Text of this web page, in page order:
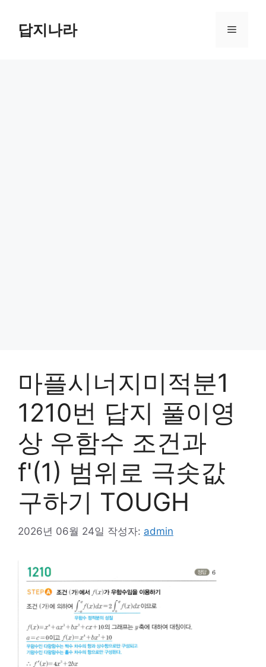
답지나라 메
마플시너지미적분1
1210번 답지 풀이영
상 우함수 조건과
f'(1) 범위로 극솟값
구하기 TOUGH
2026년 06월 24일 작성자: admin